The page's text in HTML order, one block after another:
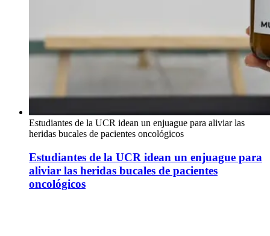
Estudiantes de la UCR idean un enjuague para aliviar las
heridas bucales de pacientes oncológicos
Estudiantes de la UCR idean un enjuague para
aliviar las heridas bucales de pacientes
oncológicos